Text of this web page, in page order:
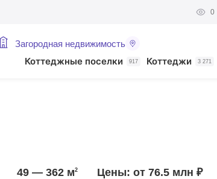
0
Загородная недвижимость
Коттеджные поселки 917 Коттеджи 3 271
Цены: от 76.5 млн ₽
49 — 362 м2